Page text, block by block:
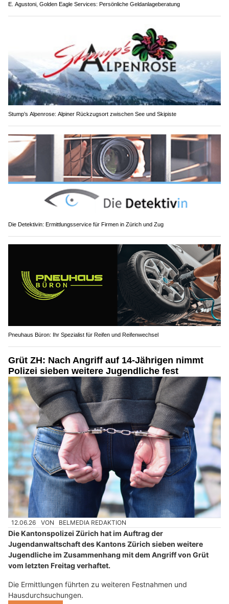
E. Agustoni, Golden Eagle Services: Persönliche Geldanlageberatung
Stump’s Alpenrose: Alpiner Rückzugsort zwischen See und Skipiste
Die Detektivin: Ermittlungsservice für Firmen in Zürich und Zug
Pneuhaus Büron: Ihr Spezialist für Reifen und Reifenwechsel
Grüt ZH: Nach Angriff auf 14-Jährigen nimmt
Polizei sieben weitere Jugendliche fest
12.06.26 VON BELMEDIA REDAKTION
Die Kantonspolizei Zürich hat im Auftrag der
Jugendanwaltschaft des Kantons Zürich sieben weitere
Jugendliche im Zusammenhang mit dem Angriff von Grüt
vom letzten Freitag verhaftet.
Die Ermittlungen führten zu weiteren Festnahmen und
Hausdurchsuchungen.